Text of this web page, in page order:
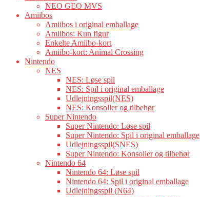
NEO GEO MVS
Amiibos
Amiibos i original emballage
Amiibos: Kun figur
Enkelte Amiibo-kort
Amiibo-kort: Animal Crossing
Nintendo
NES
NES: Løse spil
NES: Spil i original emballage
Udlejningsspil(NES)
NES: Konsoller og tilbehør
Super Nintendo
Super Nintendo: Løse spil
Super Nintendo: Spil i original emballage
Udlejningsspil(SNES)
Super Nintendo: Konsoller og tilbehør
Nintendo 64
Nintendo 64: Løse spil
Nintendo 64: Spil i original emballage
Udlejningsspil (N64)